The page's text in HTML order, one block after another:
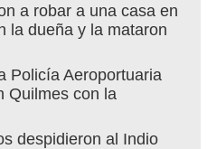
a robar a una casa en
la dueña y la mataron
Policía Aeroportuaria
Quilmes con la
despidieron al Indio